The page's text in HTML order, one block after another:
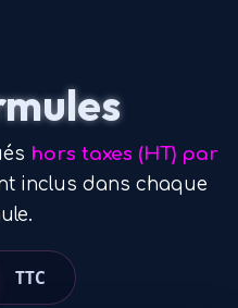
hors taxes (HT) par
inclus dans chaque
TTC